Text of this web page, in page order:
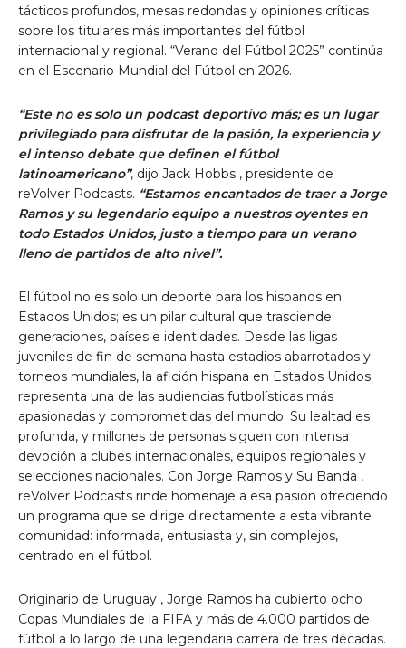
tácticos profundos, mesas redondas y opiniones críticas
sobre los titulares más importantes del fútbol
internacional y regional. “Verano del Fútbol 2025” continúa
en el Escenario Mundial del Fútbol en 2026.
“Este no es solo un podcast deportivo más; es un lugar
privilegiado para disfrutar de la pasión, la experiencia y
el intenso debate que definen el fútbol
latinoamericano”, dijo Jack Hobbs , presidente de
reVolver Podcasts. “Estamos encantados de traer aJorge
Ramosy su legendario equipo a nuestros oyentes en
todo Estados Unidos, justo a tiempo para un verano
lleno de partidos de alto nivel”.
El fútbol no es solo un deporte para los hispanos en
Estados Unidos; es un pilar cultural que trasciende
generaciones, países e identidades. Desde las ligas
juveniles de fin de semana hasta estadios abarrotados y
torneos mundiales, la afición hispana en Estados Unidos
representa una de las audiencias futbolísticas más
apasionadas y comprometidas del mundo. Su lealtad es
profunda, y millones de personas siguen con intensa
devoción a clubes internacionales, equipos regionales y
selecciones nacionales. Con Jorge Ramos y Su Banda ,
reVolver Podcasts rinde homenaje a esa pasión ofreciendo
un programa que se dirige directamente a esta vibrante
comunidad: informada, entusiasta y, sin complejos,
centrado en el fútbol.
Originario de Uruguay , Jorge Ramos ha cubierto ocho
Copas Mundiales de la FIFA y más de 4.000 partidos de
fútbol a lo largo de una legendaria carrera de tres décadas.